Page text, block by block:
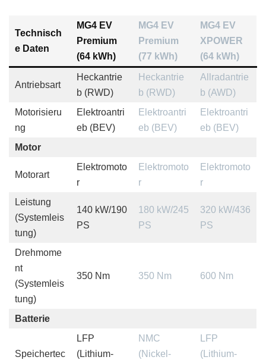
Technisch
e Daten
MG4 EV
Premium
(64 kWh)
MG4 EV
Premium
(77 kWh)
MG4 EV
XPOWER
(64 kWh)
Antriebsart
Heckantrie
b (RWD)
Heckantrie
b (RWD)
Allradantrie
b (AWD)
Motorisieru
ng
Elektroantri
eb (BEV)
Elektroantri
eb (BEV)
Elektroantri
eb (BEV)
Motor
Motorart
Elektromoto
r
Elektromoto
r
Elektromoto
r
Leistung
(Systemleis
tung)
140 kW/190
PS
180 kW/245
PS
320 kW/436
PS
Drehmome
nt
(Systemleis
tung)
350 Nm 350 Nm 600 Nm
Batterie
Speichertec
LFP
(Lithium-
NMC
(Nickel-
LFP
(Lithium-